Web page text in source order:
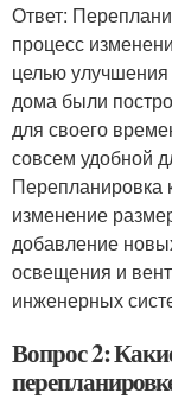
Ответ:
процесс
целью
дома были
для своего
совсем удобной
Перепланировка
изменение
добавление
освещения и
инженерных
Вопрос 2: